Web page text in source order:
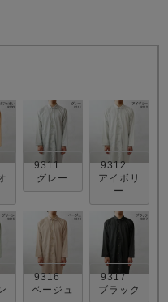
新着商品
- New Arrival -
一覧はこちら
9311
グレー
9312
アイボリ
ー
9316
ベージュ
9317
ブラック